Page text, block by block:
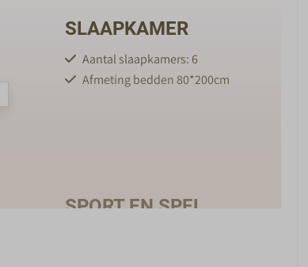
SLAAPKAMER
Aantal slaapkamers: 6
Afmeting bedden 80*200cm
SPORT EN SPEL